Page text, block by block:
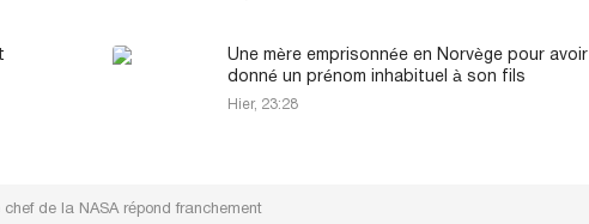
Une mère emprisonnée en Norvège pour avoir
donné un prénom inhabituel à son fils
Hier, 23:28
de la NASA répond franchement